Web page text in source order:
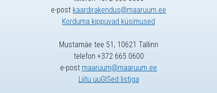
e-post kaardirakendus@maaruum.ee
Korduma kippuvad küsimused
Mustamäe tee 51, 10621 Tallinn
telefon +372 665 0600
e-post maaruum@maaruum.ee
Liitu uuGISed listiga